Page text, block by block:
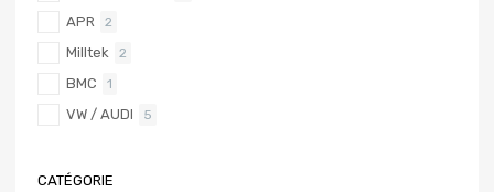
APR 2
Milltek 2
BMC 1
VW / AUDI 5
CATÉGORIE